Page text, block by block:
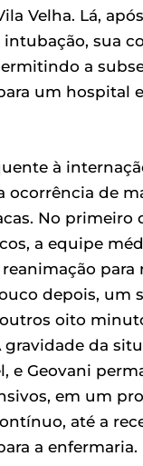
Velha. Lá,
sua
a
um hospital
à
ocorrência de
No primeiro
a equipe
para
depois, um
oito
da
e Geovani
em um
até a
a enfermaria.